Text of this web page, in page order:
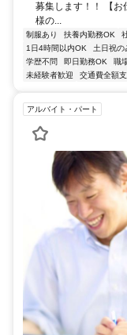
募集します！！ 【お
様の...
制服あり 扶養内勤務OK
1日4時間以内OK
土日祝の
学歴不問
即日勤務OK 職
未経験者歓迎
交通費全額
アルバイト・パート